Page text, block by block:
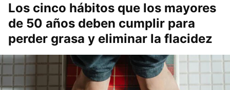
Los cinco hábitos que los mayores
de 50 años deben cumplir para
perder grasa y eliminar la flacidez